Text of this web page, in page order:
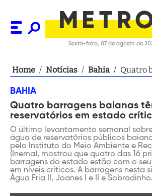
Sexta-feira, 07 de agosto de
Home / Notícias / Bahia / Quatro
crítico
BAHIA
Quatro barragens baianas
reservatórios em estado
O último levantamento semanal
água de reservatórios públicos
pelo Instituto do Meio Ambiente e
(Inema), mostrou que quatro das 16
barragens do estado estão com o
em níveis críticos. A barragens nesta
Água Fria II, Joanes I e II e